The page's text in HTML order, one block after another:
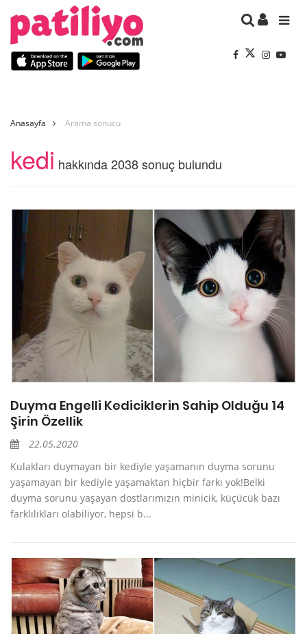
Anasayfa Arama sonucu
kedi hakkında 2038 sonuç bulundu
Duyma Engelli Kediciklerin Sahip Olduğu 14
Şirin Özellik
22.05.2020
Kulakları duymayan bir kediyle yaşamanın duyma sorunu
yaşamayan bir kediyle yaşamaktan hiçbir farkı yok!Belki
duyma sorunu yaşayan dostlarımızın minicik, küçücük bazı
farklılıkları olabiliyor, hepsi b...